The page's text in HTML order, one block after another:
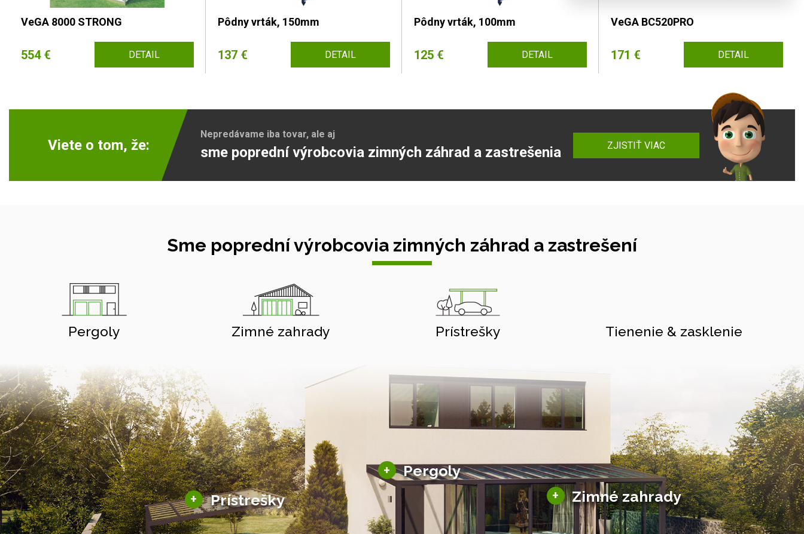
VeGA 8000 STRONG
554 € DETAIL
Pôdny vrták, 150mm
137 € DETAIL
Pôdny vrták, 100mm
125 € DETAIL
VeGA BC520PRO
171 € DETAIL
Viete o tom, že:
Nepredávame iba tovar, ale aj
sme poprední výrobcovia zimných záhrad a zastrešenia ZJISTIŤ VIAC
Sme poprední výrobcovia zimných záhrad a zastrešení
Pergoly Zimné zahrady Prístrešky Tienenie & zasklenie
+ Pergoly
Hliníkové pergoly
Bioklimatické pergoly
Altány a zastrešenie
Solárne pergoly
+ Zimné zahrady
Sezónne zimné záhrady
Hliníkové zimné záhrady
Posuvné zimné záhrady
+ Prístrešky
Hliníkové prístrešky
Solárne prístrešky pre auto